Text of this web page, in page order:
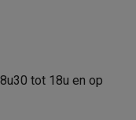
tot 18u en op